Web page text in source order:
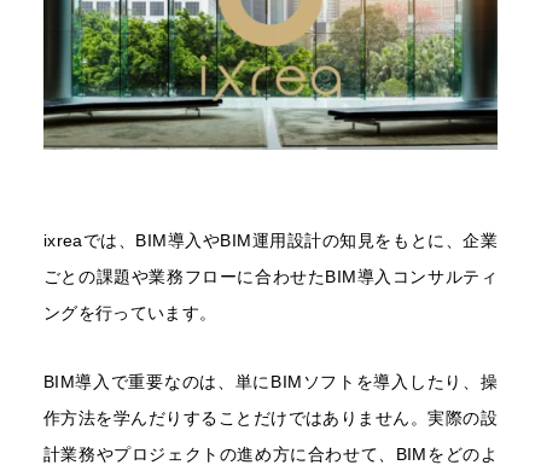
ixreaでは、BIM導入やBIM運用設計の知見をもとに、企業
ごとの課題や業務フローに合わせたBIM導入コンサルティ
ングを行っています。
BIM導入で重要なのは、単にBIMソフトを導入したり、操
作方法を学んだりすることだけではありません。実際の設
計業務やプロジェクトの進め方に合わせて、BIMをどのよ